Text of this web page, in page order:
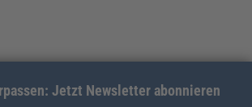
Jetzt Newsletter abonnieren